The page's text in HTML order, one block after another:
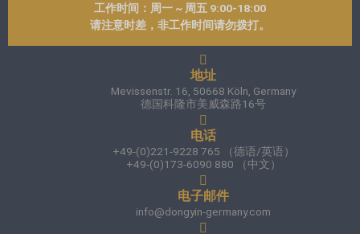
工作时间：周一 ~ 周五 9:00-18:00
请注意时差，非工作时间请勿拨打。
地址
Mevissenstr. 16, 50668 Köln, Germany
德国科隆市美威森路16号
电话
+49-(0)221-9228 765 （德语/英语）
+49-(0)173-6090 880 （中文）
电子邮件
info@dongyin-germany.com